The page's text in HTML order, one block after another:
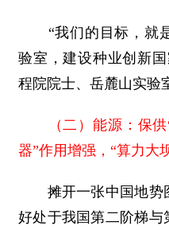
“我们的目标，就是
验室，建设种业创新
程院院士、岳麓山实验
（二）能源：保
器”作用增强，“算力大
摊开一张中国地势
好处于我国第二阶梯